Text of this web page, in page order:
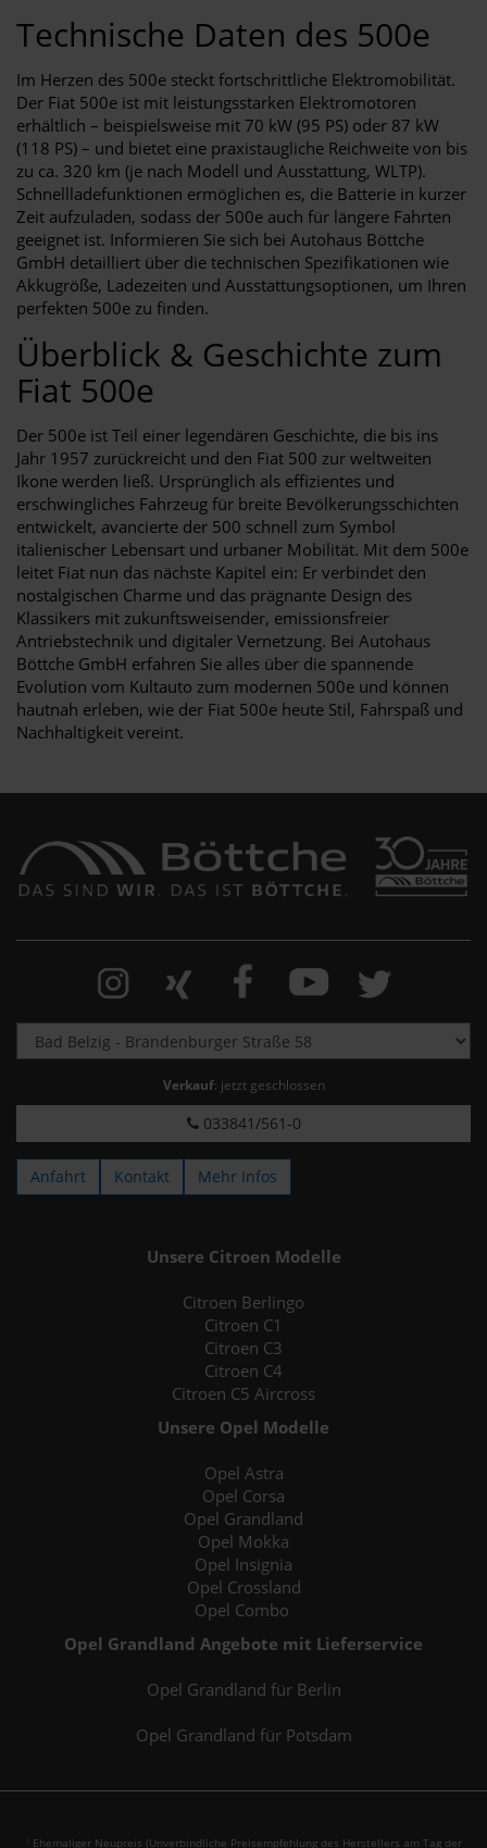
Technische Daten des 500e
Im Herzen des 500e steckt fortschrittliche Elektromobilität.
Der Fiat 500e ist mit leistungsstarken Elektromotoren
erhältlich – beispielsweise mit 70 kW (95 PS) oder 87 kW
(118 PS) – und bietet eine praxistaugliche Reichweite von bis
zu ca. 320 km (je nach Modell und Ausstattung, WLTP).
Schnellladefunktionen ermöglichen es, die Batterie in kurzer
Zeit aufzuladen, sodass der 500e auch für längere Fahrten
geeignet ist. Informieren Sie sich bei Autohaus Böttche
GmbH detailliert über die technischen Spezifikationen wie
Akkugröße, Ladezeiten und Ausstattungsoptionen, um Ihren
perfekten 500e zu finden.
Überblick & Geschichte zum
Fiat 500e
Der 500e ist Teil einer legendären Geschichte, die bis ins
Jahr 1957 zurückreicht und den Fiat 500 zur weltweiten
Ikone werden ließ. Ursprünglich als effizientes und
erschwingliches Fahrzeug für breite Bevölkerungsschichten
entwickelt, avancierte der 500 schnell zum Symbol
italienischer Lebensart und urbaner Mobilität. Mit dem 500e
leitet Fiat nun das nächste Kapitel ein: Er verbindet den
nostalgischen Charme und das prägnante Design des
Klassikers mit zukunftsweisender, emissionsfreier
Antriebstechnik und digitaler Vernetzung. Bei Autohaus
Böttche GmbH erfahren Sie alles über die spannende
Evolution vom Kultauto zum modernen 500e und können
hautnah erleben, wie der Fiat 500e heute Stil, Fahrspaß und
Nachhaltigkeit vereint.
Verkauf: jetzt geschlossen
033841/561-0
Anfahrt Kontakt Mehr Infos
Unsere Citroen Modelle
Citroen Berlingo
Citroen C1
Citroen C3
Citroen C4
Citroen C5 Aircross
Unsere Opel Modelle
Opel Astra
Opel Corsa
Opel Grandland
Opel Mokka
Opel Insignia
Opel Crossland
Opel Combo
Opel Grandland Angebote mit Lieferservice
Opel Grandland für Berlin
Opel Grandland für Potsdam
1 Ehemaliger Neupreis (Unverbindliche Preisempfehlung des Herstellers am Tag der